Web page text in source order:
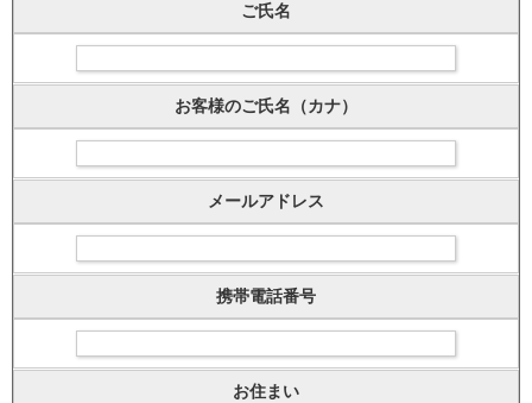
ご氏名
お客様のご氏名（カナ）
メールアドレス
携帯電話番号
お住まい